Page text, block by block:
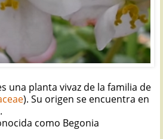
una planta vivaz de la familia de
). Su origen se encuentra en
como Begonia